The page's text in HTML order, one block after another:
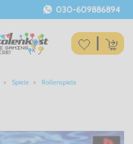
030-609886894
Spiele Rollenspiele